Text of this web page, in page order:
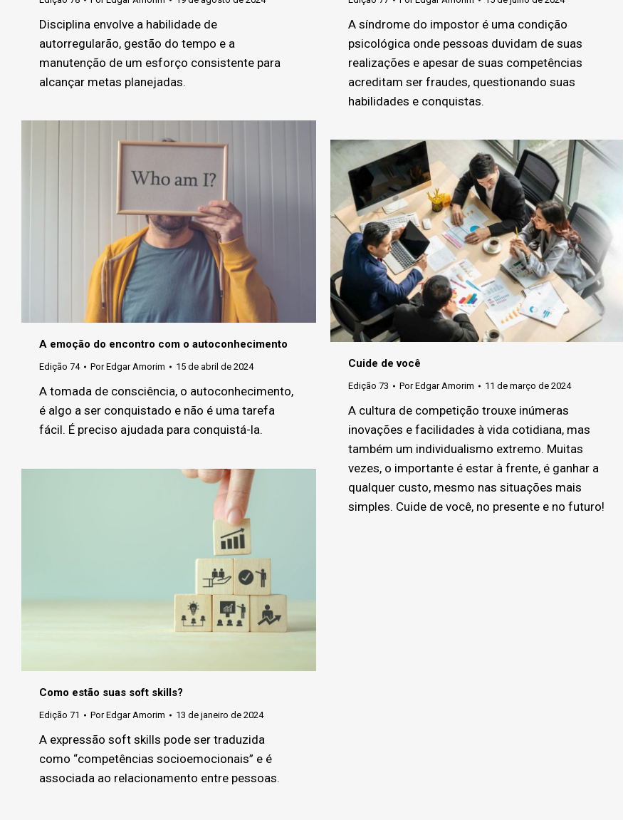
Disciplina envolve a habilidade de
autorregularão, gestão do tempo e a
manutenção de um esforço consistente para
alcançar metas planejadas.
A síndrome do impostor é uma condição
psicológica onde pessoas duvidam de suas
realizações e apesar de suas competências
acreditam ser fraudes, questionando suas
habilidades e conquistas.
A emoção do encontro com o autoconhecimento
Edição 74 PorEdgar Amorim 15 de abril de 2024
A tomada de consciência, o autoconhecimento,
é algo a ser conquistado e não é uma tarefa
fácil. É preciso ajudada para conquistá-la.
Cuide de você
Edição 73 PorEdgar Amorim 11 de março de 2024
A cultura de competição trouxe inúmeras
inovações e facilidades à vida cotidiana, mas
também um individualismo extremo. Muitas
vezes, o importante é estar à frente, é ganhar a
qualquer custo, mesmo nas situações mais
simples. Cuide de você, no presente e no futuro!
Como estão suas soft skills?
Edição 71 PorEdgar Amorim 13 de janeiro de 2024
A expressão soft skills pode ser traduzida
como “competências socioemocionais” e é
associada ao relacionamento entre pessoas.